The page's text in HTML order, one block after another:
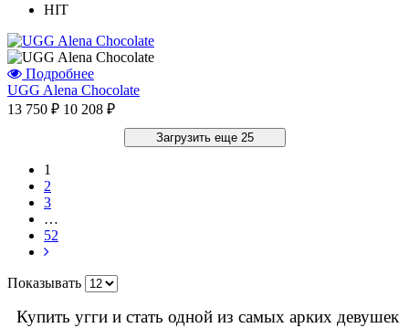
HIT
Подробнее
UGG Alena Chocolate
13 750 ₽ 10 208 ₽
Загрузить еще 25
1
2
3
…
52
Показывать
Купить угги и стать одной из самых арких девушек